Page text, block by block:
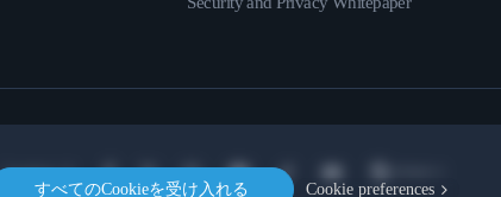
すべてのCookieを受け入れる Cookie preferences
Location